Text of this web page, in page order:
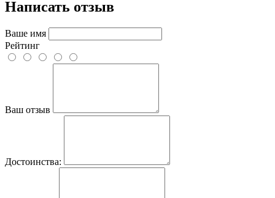
Написать отзыв
Ваше имя
Рейтинг
Ваш отзыв
Достоинства: